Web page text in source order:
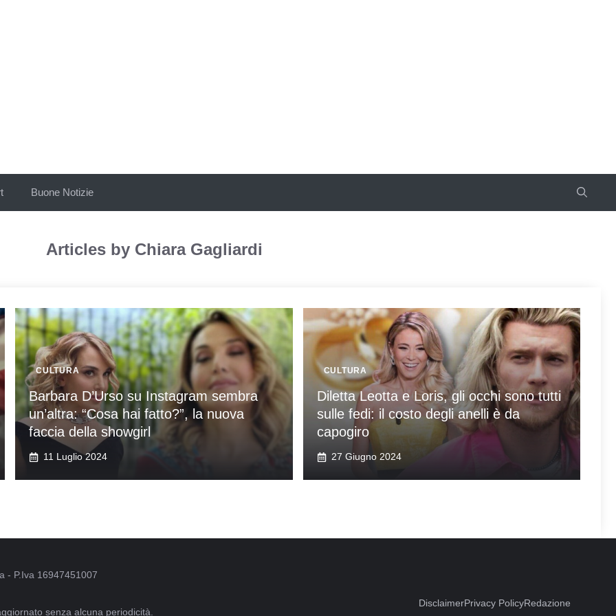
Buone Notizie
Articles by Chiara Gagliardi
CULTURA
Barbara D’Urso su Instagram sembra
un’altra: “Cosa hai fatto?”, la nuova
faccia della showgirl
11 Luglio 2024
CULTURA
Diletta Leotta e Loris, gli occhi sono tutti
sulle fedi: il costo degli anelli è da
capogiro
27 Giugno 2024
- P.Iva 16947451007
senza alcuna periodicità.
DisclaimerPrivacy PolicyRedazione